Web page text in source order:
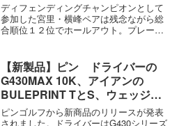
ディフェンディングチャンピオンとして
参加した宮里・横峰ペアは残念ながら総
合順位１２位でホールアウト。プレーを
して挑むには準備が足りなかった。日本
代表として参加しているのだ...
【新製品】ピン ドライバーの
G430MAX 10K、アイアンの
BULEPRINT TとS、ウェッジの
S159、パターのPLD、レディス
用チッパーのChipRなど
ピンゴルフから新商品のリリースが発表
されました。ドライバーはG430シリーズ